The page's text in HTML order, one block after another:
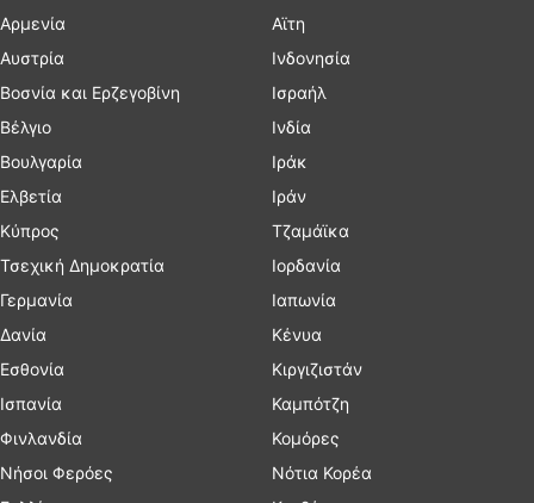
Αρμενία
Αυστρία
Βοσνία και Ερζεγοβίνη
Βέλγιο
Βουλγαρία
Ελβετία
Κύπρος
Τσεχική Δημοκρατία
Γερμανία
Δανία
Εσθονία
Ισπανία
Φινλανδία
Νήσοι Φερόες
Αϊτη
Ινδονησία
Ισραήλ
Ινδία
Ιράκ
Ιράν
Τζαμάϊκα
Ιορδανία
Ιαπωνία
Κένυα
Κιργιζιστάν
Καμπότζη
Κομόρες
Νότια Κορέα